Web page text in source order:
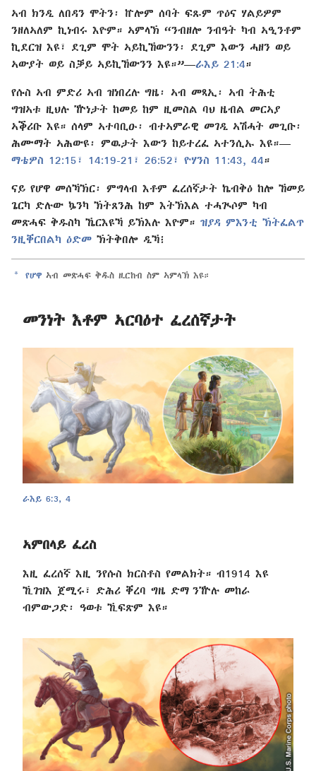
ኣብ ክንዲ ለበዳን ሞትን፡ ኵሎም ሰባት ፍጹም ጥዕና ሃልይዎም
ንዘለኣለም ኪነብሩ እዮም። ኣምላኽ “ንብዘሎ ንብዓት ካብ ኣዒንቶም
ኪደርዝ እዩ፣ ደጊም ሞት ኣይኪኸውንን፡ ደጊም እውን ሓዘን ወይ
ኣውያት ወይ ስቓይ ኣይኪኸውንን እዩ።”—ራእይ 21:4።
የሱስ ኣብ ምድሪ ኣብ ዝነበረሉ ግዜ፡ ኣብ መጻኢ፡ ኣብ ትሕቲ
ግዝኣቱ ዚህሉ ዅነታት ከመይ ከም ዚመስል ባህ ዜብል መርኣያ
ኣቕሪቡ እዩ። ሰላም ኣተባቢዑ፡ ብተኣምራዊ መገዲ ኣሽሓት መጊቡ፡
ሕሙማት ኣሕውዩ፡ ምዉታት እውን ከይተረፈ ኣተንሲኡ እዩ።—
ማቴዎስ 12:15፣
14:19-21፣ 26:52፣ ዮሃንስ 11:43, 44።
ናይ የሆዋ መሰኻኽር፡ ምግላብ እቶም ፈረሰኛታት ኬብቅዕ ከሎ ኸመይ
ጌርካ ድሉው ኴንካ ኽትጸንሕ ከም እትኽእል ተሓጒሶም ካብ
መጽሓፍ ቅዱስካ ኼርእዩኻ ይኽእሉ እዮም። ዝያዳ ምእንቲ ኽትፈልጥ
ንዚቐርበልካ ዕድመ ኽትቅበሎ ዲኻ፧
a የሆዋ ኣብ መጽሓፍ ቅዱስ ዚርከብ ስም ኣምላኽ እዩ።
መንነት እቶም ኣርባዕተ ፈረሰኛታት
ራእይ 6:3, 4
ኣምበላይ ፈረስ
እዚ ፈረሰኛ እዚ ንየሱስ ክርስቶስ የመልክት። ብ1914 እዩ
ኺገዝእ ጀሚሩ፣ ድሕሪ ቐረባ ግዜ ድማ ንዅሉ መከራ
ብምውጋድ፡ ዓወቱ ኺፍጽም እዩ።